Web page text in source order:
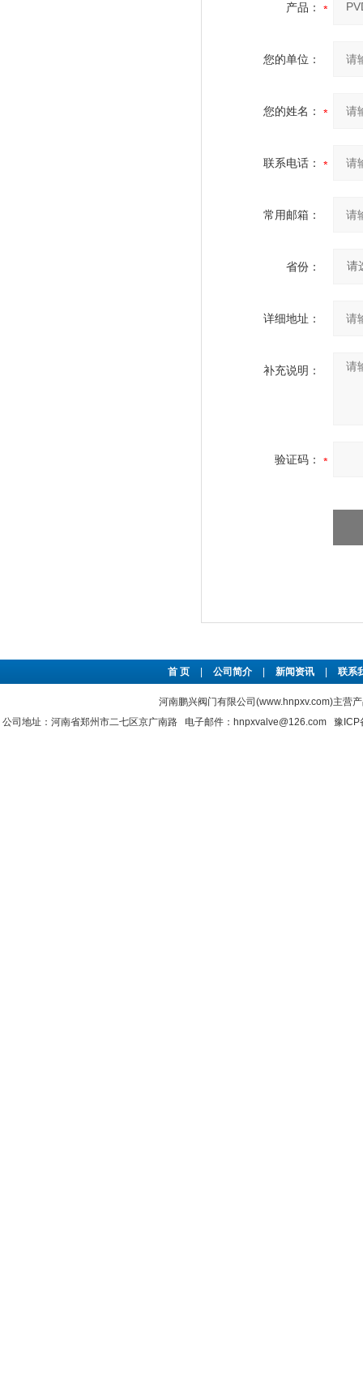
产品：
您的单位：
您的姓名：
联系电话：
常用邮箱：
省份：
详细地址：
补充说明：
验证码：
首 页 公司简介 新闻资讯 联系
河南鹏兴阀门有限公司(www.hnpxv.com)主营
公司地址：河南省郑州市二七区京广南路 电子邮件：hnpxvalve@126.com 豫ICP